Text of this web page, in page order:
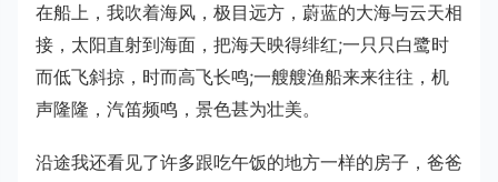
在船上，我吹着海风，极目远方，蔚蓝的大海与云天相
接，太阳直射到海面，把海天映得绯红;一只只白鹭时
而低飞斜掠，时而高飞长鸣;一艘艘渔船来来往往，机
声隆隆，汽笛频鸣，景色甚为壮美。
沿途我还看见了许多跟吃午饭的地方一样的房子，爸爸